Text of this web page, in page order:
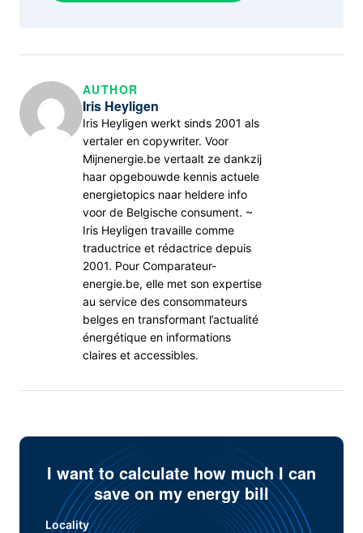
AUTHOR
Iris Heyligen
Iris Heyligen werkt sinds 2001 als
vertaler en copywriter. Voor
Mijnenergie.be vertaalt ze dankzij
haar opgebouwde kennis actuele
energietopics naar heldere info
voor de Belgische consument. ~
Iris Heyligen travaille comme
traductrice et rédactrice depuis
2001. Pour Comparateur-
energie.be, elle met son expertise
au service des consommateurs
belges en transformant l’actualité
énergétique en informations
claires et accessibles.
I want to calculate how much I can
save on my energy bill
Locality